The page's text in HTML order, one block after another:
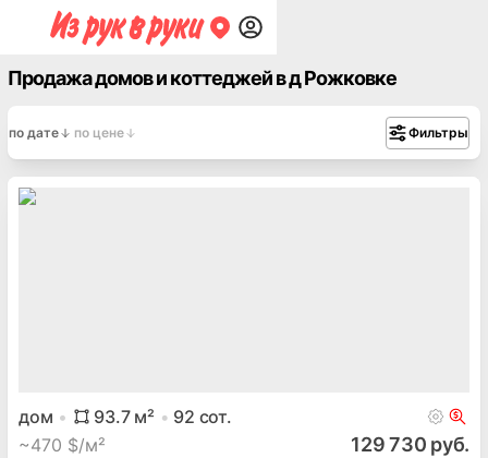
Продажа домов и коттеджей в д Рожковке
по дате по цене Фильтры
дом 93.7м² 92 сот.
~470 $/м² 129 730 руб.